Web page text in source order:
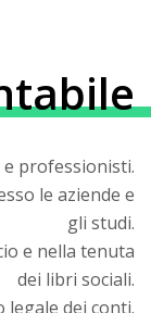
professionisti.
le aziende e
gli studi.
e nella tenuta
dei libri sociali.
legale dei conti.